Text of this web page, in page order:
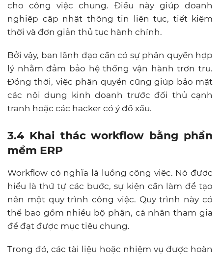
cho công việc chung. Điều này giúp doanh
nghiệp cập nhật thông tin liên tục, tiết kiệm
thời và đơn giản thủ tục hành chính.
Bởi vậy, ban lãnh đạo cần có sự phân quyền hợp
lý nhằm đảm bảo hệ thống vận hành trơn tru.
Đồng thời, việc phân quyền cũng giúp bảo mật
các nội dung kinh doanh trước đối thủ cạnh
tranh hoặc các hacker có ý đồ xấu.
3.4 Khai thác workflow bằng phần
mềm ERP
Workflow có nghĩa là luồng công việc. Nó được
hiểu là thứ tự các bước, sự kiện cần làm để tạo
nên một quy trình công việc. Quy trình này có
thể bao gồm nhiều bộ phận, cá nhân tham gia
để đạt được mục tiêu chung.
Trong đó, các tài liệu hoặc nhiệm vụ được hoàn